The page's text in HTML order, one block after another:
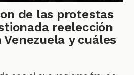
de las protestas
reelección
y cuáles